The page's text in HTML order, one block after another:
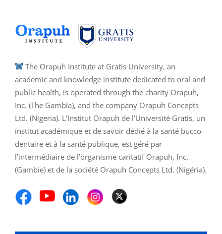
The Orapuh Institute at Gratis University, an
academic and knowledge institute dedicated to oral and
public health, is operated through the charity Orapuh,
Inc. (The Gambia), and the company Orapuh Concepts
Ltd. (Nigeria). L’Institut Orapuh de l’Université Gratis, un
institut académique et de savoir dédié à la santé bucco-
dentaire et à la santé publique, est géré par
l’intermédiaire de l’organisme caritatif Orapuh, Inc.
(Gambie) et de la société Orapuh Concepts Ltd. (Nigéria).